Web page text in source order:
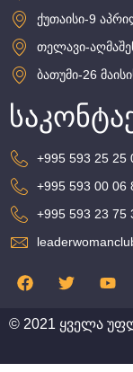
ქუთაისი-9
თელავი-
ბათუმი-26
+995 593 25 25
+995 593 00 06
+995 593 23 75
© 2021 ყველა